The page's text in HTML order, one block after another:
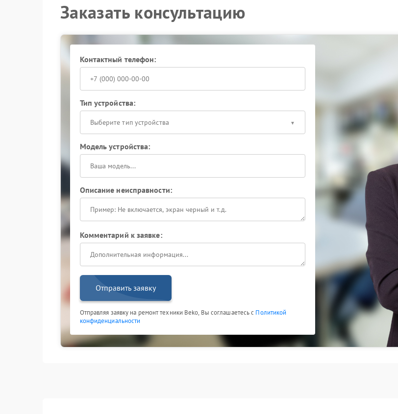
Заказать консультацию
Контактный телефон:
Тип устройства:
Выберите тип устройства
Модель устройства:
Описание неисправности:
Комментарий к заявке:
Отправить заявку
Отправляя заявку на ремонт техники Beko, Вы соглашаетесь с Политикой
конфиденциальности